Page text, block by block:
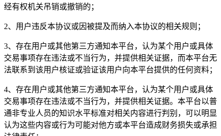
经有权机关吊销或撤销的；
2、用户违反本协议或因被提及而纳入本协议的相关规则；
3、存在用户或其他第三方通知本平台，认为某个用户或具体
交易事项存在违法或不当行为，并提供相关证据，而本平台无
法联系到该用户核证或验证该用户向本平台提供的任何资料；
4、存在用户或其他第三方通知本平台，认为某个用户或具体
交易事项存在违法或不当行为，并提供相关证据。本平台以普
通非专业人员的知识水平标准对相关内容进行判别，可以明显
认为这些内容或行为可能对他方或本平台造成财务损失或承担